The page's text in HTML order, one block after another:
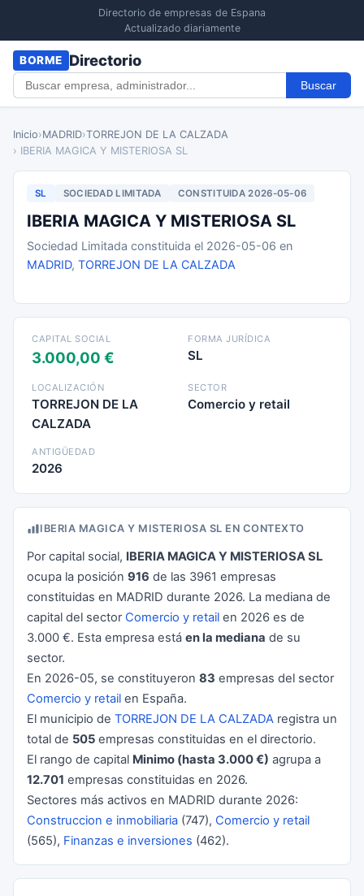
Directorio de empresas de Espana
Actualizado diariamente
BORME Directorio
Buscar
Inicio›MADRID›TORREJON DE LA CALZADA
› IBERIA MAGICA Y MISTERIOSA SL
SL SOCIEDAD LIMITADA CONSTITUIDA 2026-05-06
IBERIA MAGICA Y MISTERIOSA SL
Sociedad Limitada constituida el 2026-05-06 en
MADRID, TORREJON DE LA CALZADA
CAPITAL SOCIAL
3.000,00 €
FORMA JURÍDICA
SL
LOCALIZACIÓN
TORREJON DE LA
CALZADA
SECTOR
Comercio y retail
ANTIGÜEDAD
2026
IBERIA MAGICA Y MISTERIOSA SL EN CONTEXTO
Por capital social, IBERIA MAGICA Y MISTERIOSA SL
ocupa la posición 916 de las 3961 empresas
constituidas en MADRID durante 2026. La mediana de
capital del sector Comercio y retail en 2026 es de
3.000 €. Esta empresa está en la mediana de su
sector.
En 2026-05, se constituyeron 83 empresas del sector
Comercio y retail en España.
El municipio de TORREJON DE LA CALZADA registra un
total de 505 empresas constituidas en el directorio.
El rango de capital Minimo (hasta 3.000 €) agrupa a
12.701 empresas constituidas en 2026.
Sectores más activos en MADRID durante 2026:
Construccion e inmobiliaria (747), Comercio y retail
(565), Finanzas e inversiones (462).